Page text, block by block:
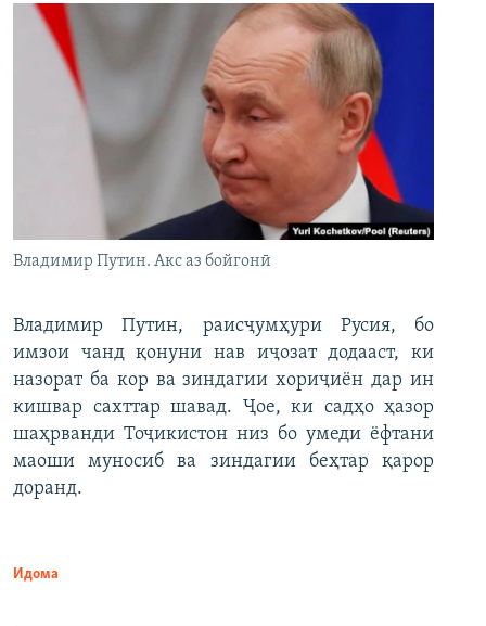
Владимир Путин. Акс аз бойгонӣ
Владимир Путин, раисҷумҳури Русия, бо
имзои чанд қонуни нав иҷозат додааст, ки
назорат ба кор ва зиндагии хориҷиён дар ин
кишвар сахттар шавад. Ҷое, ки садҳо ҳазор
шаҳрванди Тоҷикистон низ бо умеди ёфтани
маоши муносиб ва зиндагии беҳтар қарор
доранд.
Идома